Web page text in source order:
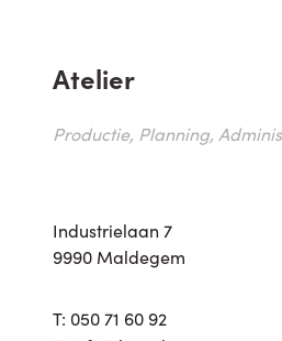
Atelier
Productie, Planning,
Industrielaan 7
9990 Maldegem
T: 050 71 60 92